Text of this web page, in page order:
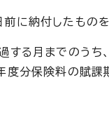
に納付したものを
月までのうち
度分保険料の賦